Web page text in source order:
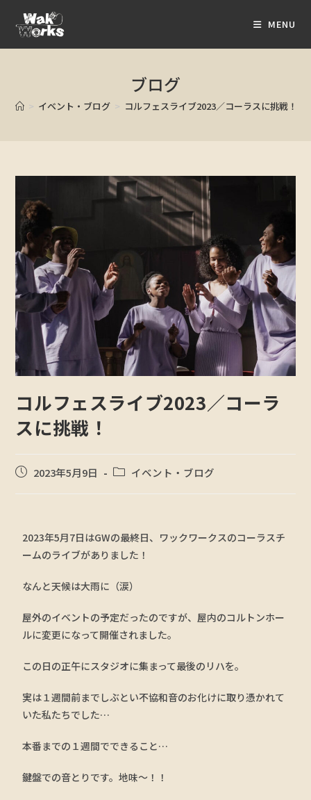
MENU
ブログ
> イベント・ブログ > コルフェスライブ2023／コーラスに挑戦！
コルフェスライブ2023／コーラ
スに挑戦！
2023年5月9日 イベント・ブログ
2023年5月7日はGWの最終日、ワックワークスのコーラスチ
ームのライブがありました！
なんと天候は大雨に（涙）
屋外のイベントの予定だったのですが、屋内のコルトンホー
ルに変更になって開催されました。
この日の正午にスタジオに集まって最後のリハを。
実は１週間前までしぶとい不協和音のお化けに取り憑かれて
いた私たちでした…
本番までの１週間でできること…
鍵盤での音とりです。地味〜！！